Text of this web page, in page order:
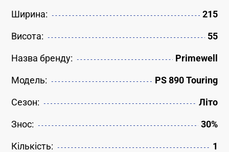
Ширина: 215
Висота: 55
Назва бренду: Primewell
Модель: PS 890 Touring
Сезон: Літо
Знос: 30%
Кількість: 1